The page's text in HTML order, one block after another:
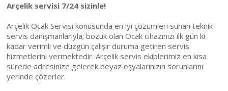
Arçelik servisi 7/24 sizinle!
Arçelik Ocak Servisi konusunda en iyi çözümleri sunan teknik
servis danışmanlarıyla; bozuk olan Ocak cihazınızı ilk gün ki
kadar verimli ve düzgün çalışır duruma getiren servis
hizmetlerini vermektedir. Arçelik servis ekiplerimiz en kısa
sürede adresinize gelerek beyaz eşyalarınızın sorunlarını
yerinde çözerler.